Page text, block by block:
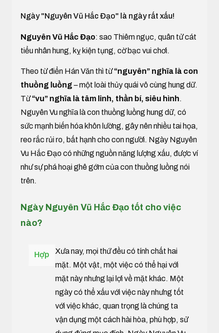
Ngày "Nguyên Vũ Hắc Đạo" là ngày rất xấu!
Nguyên Vũ Hắc Đạo: sao Thiêm ngục, quân tử cát
tiểu nhân hung, kỵ kiện tụng, cờ bạc vui chơi.
Theo từ điển Hán Văn thì từ“nguyên” nghĩa là con
thuồng luồng– một loài thủy quái vô cùng hung dữ.
Từ“vu” nghĩa là tâm linh, thần bí, siêu hình.
Nguyên Vu nghĩa là con thuồng luồng hung dữ, có
sức mạnh biến hóa khôn lường, gây nên nhiều tai họa,
reo rắc rủi ro, bất hạnh cho con người. Ngày Nguyên
Vu Hắc Đạo có những nguồn năng lượng xấu, được ví
như sự phá hoại ghê gớm của con thuồng luồng nói
trên.
Ngày Nguyên Vũ Hắc Đạo tốt cho việc
nào?
Hợp
Xưa nay, mọi thứ đều có tính chất hai
mặt. Một vật, một việc có thể hại với
mặt này nhưng lại lợi về mặt khác. Một
ngày có thể xấu với việc này nhưng tốt
với việc khác, quan trọng là chúng ta
vận dụng một cách hài hòa, phù hợp, sử